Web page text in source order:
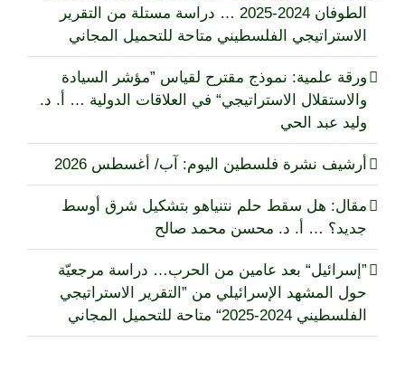
الطوفان 2024-2025 … دراسة مستلة من التقرير
الاستراتيجي الفلسطيني متاحة للتحميل المجاني
ورقة علمية: نموذج مقترح لقياس ”مؤشر السيادة
والاستقلال الاستراتيجي“ في العلاقات الدولية … أ. د.
وليد عبد الحي
أرشيف نشرة فلسطين اليوم: آب/ أغسطس 2026
مقال: هل سقط حلم نتنياهو بتشكيل شرق أوسط
جديد؟ … أ. د. محسن محمد صالح
”إسرائيل“ بعد عامين من الحرب… دراسة مرجعيّة
حول المشهد الإسرائيلي من ”التقرير الاستراتيجي
الفلسطيني 2024-2025“ متاحة للتحميل المجاني